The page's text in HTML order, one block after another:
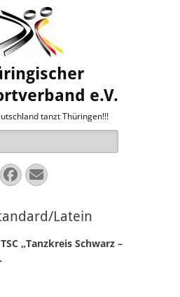
e.V.
tanzt Thüringen!!!
Facebook
E-
Mail
Latein
„Tanzkreis Schwarz –